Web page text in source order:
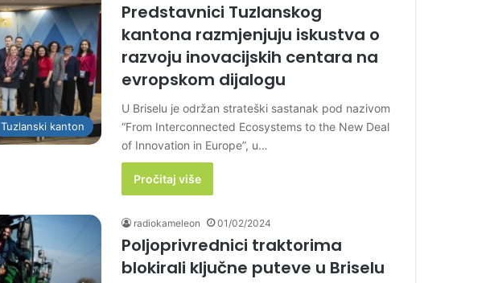
Tuzlanski kanton
Predstavnici Tuzlanskog
kantona razmjenjuju iskustva o
razvoju inovacijskih centara na
evropskom dijalogu
U Briselu je održan strateški sastanak pod nazivom
“From Interconnected Ecosystems to the New Deal
of Innovation in Europe”, u…
Pročitaj više
radiokameleon 01/02/2024
Poljoprivrednici traktorima
blokirali ključne puteve u Briselu